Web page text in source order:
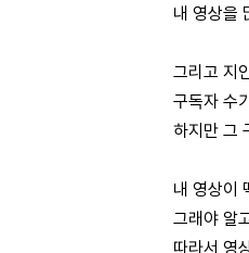
내 영상을
그리고 지
구독자 수
하지만 그
내 영상이
그래야 알
따라서 영